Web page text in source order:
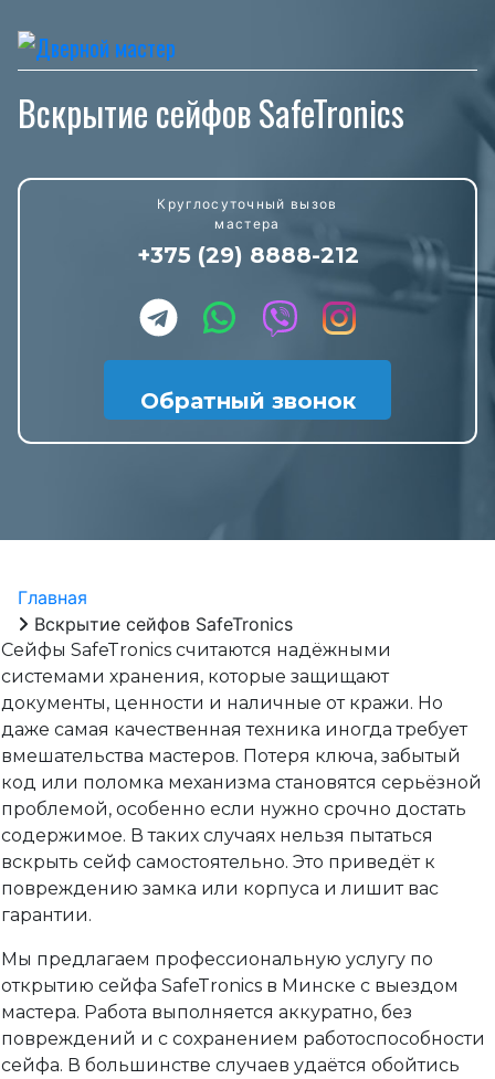
Вскрытие сейфов SafeTronics
Круглосуточный вызов
мастера
+375 (29) 8888-212
Обратный звонок
Главная
Вскрытие сейфов SafeTronics
Сейфы SafeTronics считаются надёжными
системами хранения, которые защищают
документы, ценности и наличные от кражи. Но
даже самая качественная техника иногда требует
вмешательства мастеров. Потеря ключа, забытый
код или поломка механизма становятся серьёзной
проблемой, особенно если нужно срочно достать
содержимое. В таких случаях нельзя пытаться
вскрыть сейф самостоятельно. Это приведёт к
повреждению замка или корпуса и лишит вас
гарантии.
Мы предлагаем профессиональную услугу по
открытию сейфа SafeTronics в Минске с выездом
мастера. Работа выполняется аккуратно, без
повреждений и с сохранением работоспособности
сейфа. В большинстве случаев удаётся обойтись